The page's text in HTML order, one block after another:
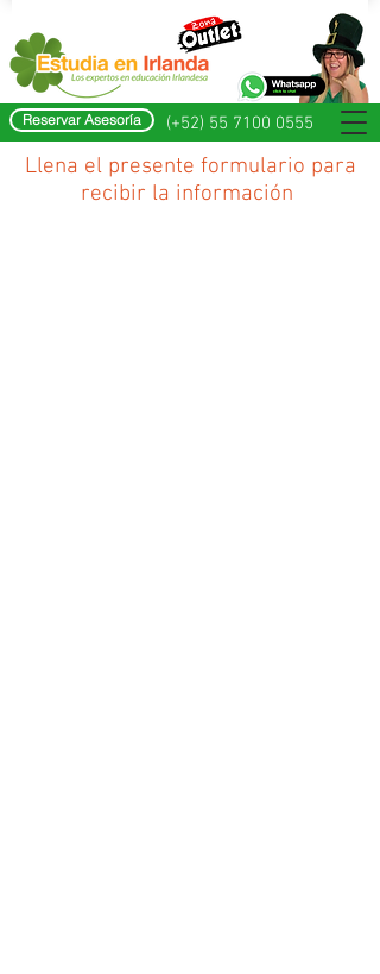
Reservar Asesoría (+52) 55 7100 0555
Llena el presente formulario para
recibir la información